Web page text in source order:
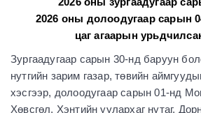
2026 оны долоодугаар сарын
цаг агаарын
Зургаадугаар сарын 30-нд баруун
нутгийн зарим газар, төвийн
хэсгээр, долоодугаар сарын 01-нд
Хөвсгөл, Хэнтийн уулархаг нутаг,